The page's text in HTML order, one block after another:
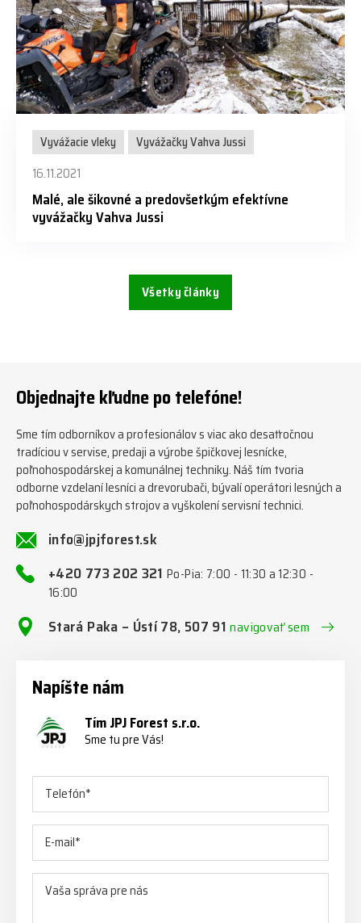
Vyvážacie vleky
Vyvážačky Vahva Jussi
16.11.2021
Malé, ale šikovné a predovšetkým efektívne
vyvážačky Vahva Jussi
Všetky články
Objednajte kľudne po telefóne!
Sme tím odborníkov a profesionálov s viac ako desaťročnou
tradíciou v servise, predaji a výrobe špičkovej lesnícke,
poľnohospodárskej a komunálnej techniky. Náš tím tvoria
odborne vzdelaní lesníci a drevorubači, bývalí operátori lesných a
poľnohospodárskych strojov a vyškolení servisní technici.
info@jpjforest.sk
+420 773 202 321Po-Pia: 7:00 - 11:30 a 12:30 -
16:00
Stará Paka – Ústí 78, 507 91navigovať sem
Napíšte nám
Tím JPJ Forest s.r.o.
Sme tu pre Vás!